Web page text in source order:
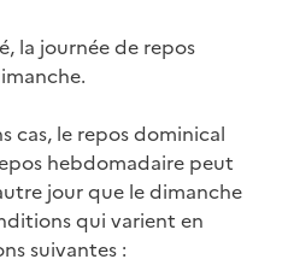
la journée de repos
cas, le repos dominical
hebdomadaire peut
jour que le dimanche
qui varient en
suivantes :